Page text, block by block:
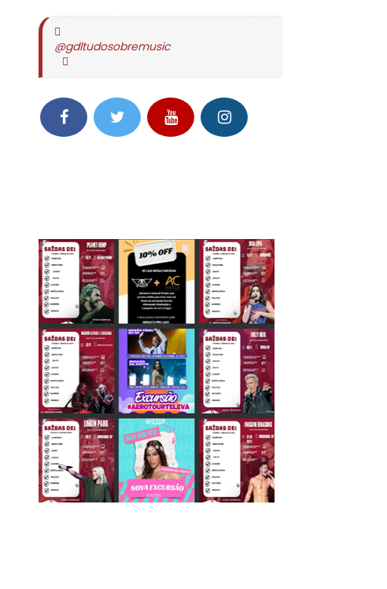
@gdltudosobremusic